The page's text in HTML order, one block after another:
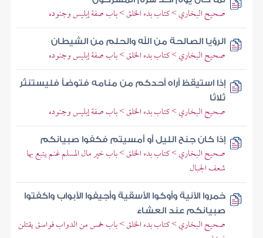
صحيح البخاري > كتاب بدء الخلق > باب صفة إبليس وجنوده
الرؤيا الصالحة من الله والحلم من الشيطان
صحيح البخاري > كتاب بدء الخلق > باب صفة إبليس وجنوده
إذا استيقظ أراه أحدكم من منامه فتوضأ فليستنثر
ثلاثا
صحيح البخاري > كتاب بدء الخلق > باب صفة إبليس وجنوده
إذا كان جنح الليل أو أمسيتم فكفوا صبيانكم
صحيح البخاري > كتاب بدء الخلق > باب خير مال المسلم غنم يتبع بها
شعف الجبال
خمروا الآنية وأوكوا الأسقية وأجيفوا الأبواب واكفتوا
صبيانكم عند العشاء
صحيح البخاري > كتاب بدء الخلق > باب خمس من الدواب فواسق يقتلن